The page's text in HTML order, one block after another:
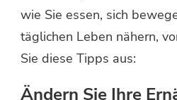
wie Sie essen, sich
täglichen Leben nähern,
Sie diese Tipps aus:
Ändern Sie Ihre